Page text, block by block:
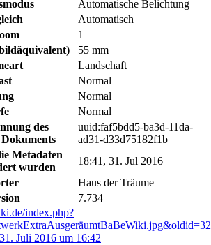
Automatische Belichtung
Automatisch
1
55 mm
Landschaft
Normal
Normal
Normal
des
uuid:faf5bdd5-ba3d-11da-
ad31-d33d75182f1b
Metadaten
wurden
18:41, 31. Jul 2016
Haus der Träume
7.734
index.php?
Juli 2016 um 16:42